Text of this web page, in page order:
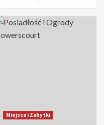
Miejsca i Zabytki